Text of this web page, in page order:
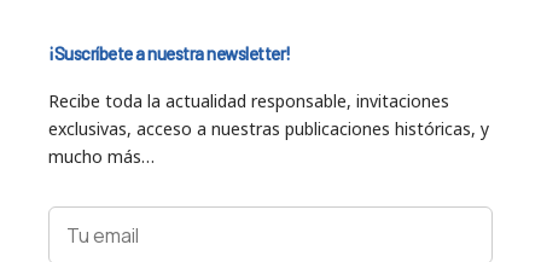
¡Suscríbete a nuestra newsletter!
Recibe toda la actualidad responsable, invitaciones
exclusivas, acceso a nuestras publicaciones históricas, y
mucho más…